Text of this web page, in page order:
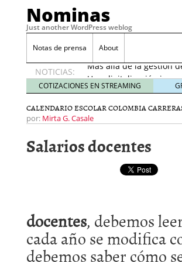
Nominas
Just another WordPress weblog
Notas de prensa About
NOTICIAS:
Desempleo Colombia
Una digitalización
en el sector financiero
¿Cómo afectó el
22, 2021
Consejos para el
Más allá de la gestión
COTIZACIONES EN STREAMING
CALENDARIO ESCOLAR COLOMBIA
por: Mirta G. Casale
Salarios docentes
docentes, debemos
cada año se modifica
debemos saber cómo